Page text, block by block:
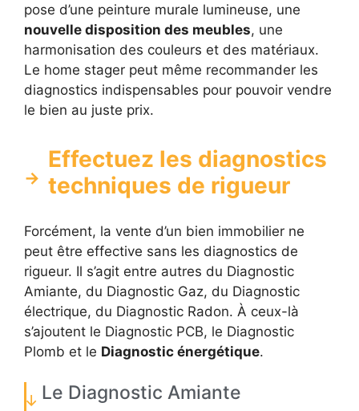
pose d’une peinture murale lumineuse, une
nouvelle disposition des meubles, une
harmonisation des couleurs et des matériaux.
Le home stager peut même recommander les
diagnostics indispensables pour pouvoir vendre
le bien au juste prix.
Effectuez les diagnostics
techniques de rigueur
Forcément, la vente d’un bien immobilier ne
peut être effective sans les diagnostics de
rigueur. Il s’agit entre autres du Diagnostic
Amiante, du Diagnostic Gaz, du Diagnostic
électrique, du Diagnostic Radon. À ceux-là
s’ajoutent le Diagnostic PCB, le Diagnostic
Plomb et le Diagnostic énergétique.
Le Diagnostic Amiante